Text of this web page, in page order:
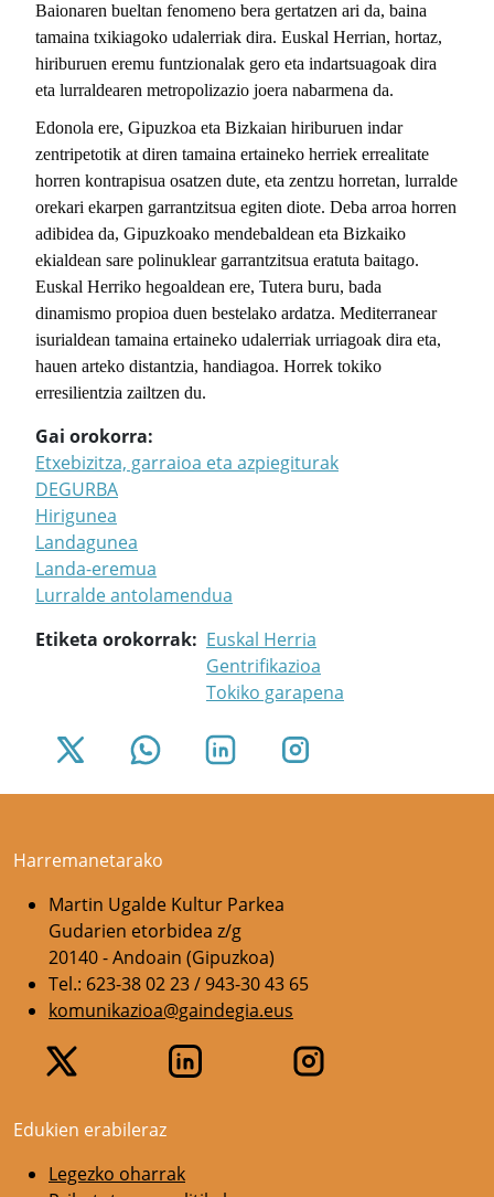
Baionaren bueltan fenomeno bera gertatzen ari da, baina
tamaina txikiagoko udalerriak dira. Euskal Herrian, hortaz,
hiriburuen eremu funtzionalak gero eta indartsuagoak dira
eta lurraldearen metropolizazio joera nabarmena da.
Edonola ere, Gipuzkoa eta Bizkaian hiriburuen indar
zentripetotik at diren tamaina ertaineko herriek errealitate
horren kontrapisua osatzen dute, eta zentzu horretan, lurralde
orekari ekarpen garrantzitsua egiten diote. Deba arroa horren
adibidea da, Gipuzkoako mendebaldean eta Bizkaiko
ekialdean sare polinuklear garrantzitsua eratuta baitago.
Euskal Herriko hegoaldean ere, Tutera buru, bada
dinamismo propioa duen bestelako ardatza. Mediterranear
isurialdean tamaina ertaineko udalerriak urriagoak dira eta,
hauen arteko distantzia, handiagoa. Horrek tokiko
erresilientzia zailtzen du.
Gai orokorra
Etxebizitza, garraioa eta azpiegiturak
DEGURBA
Hirigunea
Landagunea
Landa-eremua
Lurralde antolamendua
Etiketa orokorrak
Euskal Herria
Gentrifikazioa
Tokiko garapena
Harremanetarako
Martin Ugalde Kultur Parkea
Gudarien etorbidea z/g
20140 - Andoain (Gipuzkoa)
Tel.: 623-38 02 23 / 943-30 43 65
komunikazioa@gaindegia.eus
Edukien erabileraz
Legezko oharrak